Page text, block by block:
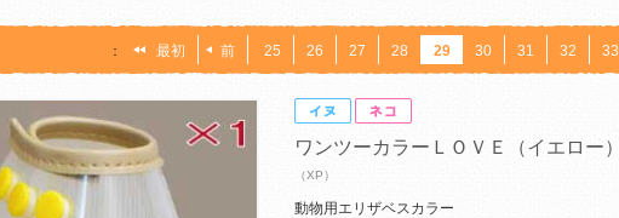
： 最初 前 25 26 27 28 29 30 31 32 33
ワンツーカラーＬＯＶＥ（イエロー）
（XP）
動物用エリザベスカラー